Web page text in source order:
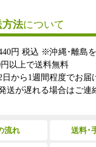
方法について
円 税込 ※沖縄･離島を
円以上で送料無料
日から1週間程度でお届
が遅れる場合はご連
流れ 送料･